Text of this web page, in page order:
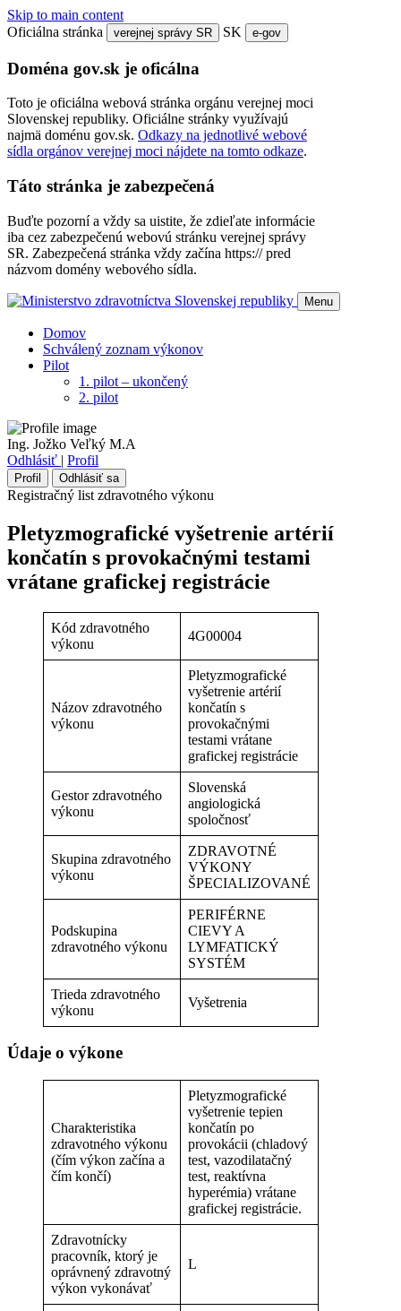
Skip to main content
Oficiálna stránka
verejnej správy SR SK e-gov
Doména gov.sk je oficálna
Toto je oficiálna webová stránka orgánu verejnej moci
Slovenskej republiky. Oficiálne stránky využívajú
najmä doménu gov.sk. Odkazy na jednotlivé webové
sídla orgánov verejnej moci nájdete na tomto odkaze.
Táto stránka je zabezpečená
Buďte pozorní a vždy sa uistite, že zdieľate informácie
iba cez zabezpečenú webovú stránku verejnej správy
SR. Zabezpečená stránka vždy začína https:// pred
názvom domény webového sídla.
Menu
Domov
Schválený zoznam výkonov
Pilot
1. pilot – ukončený
2. pilot
Ing. Jožko Veľký M.A
Odhlásiť | Profil
Profil Odhlásiť sa
Registračný list zdravotného výkonu
Pletyzmografické vyšetrenie artérií
končatín s provokačnými testami
vrátane grafickej registrácie
Kód zdravotného
výkonu
4G00004
Názov zdravotného
výkonu
Pletyzmografické
vyšetrenie artérií
končatín s
provokačnými
testami vrátane
grafickej registrácie
Gestor zdravotného
výkonu
Slovenská
angiologická
spoločnosť
Skupina zdravotného
výkonu
ZDRAVOTNÉ
VÝKONY
ŠPECIALIZOVANÉ
Podskupina
zdravotného výkonu
PERIFÉRNE
CIEVY A
LYMFATICKÝ
SYSTÉM
Trieda zdravotného
výkonu
Vyšetrenia
Údaje o výkone
Charakteristika
zdravotného výkonu
(čím výkon začína a
čím končí)
Pletyzmografické
vyšetrenie tepien
končatín po
provokácii (chladový
test, vazodilatačný
test, reaktívna
hyperémia) vrátane
grafickej registrácie.
Zdravotnícky
pracovník, ktorý je
oprávnený zdravotný
výkon vykonávať
L